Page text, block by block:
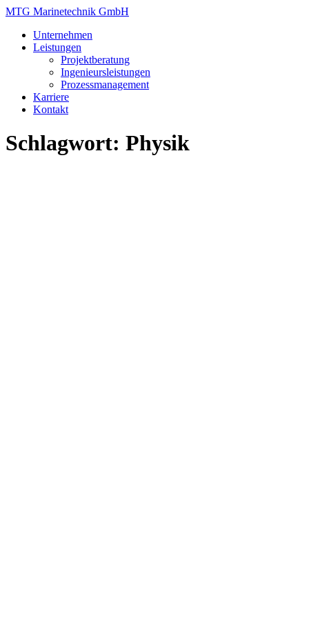
Zum
springen
MTG Marinetechnik GmbH
Unternehmen
Leistungen
Projektberatung
Ingenieursleistungen
Prozessmanagement
Karriere
Kontakt
Schlagwort: Physik